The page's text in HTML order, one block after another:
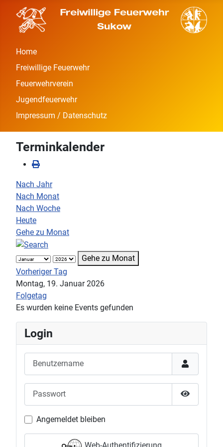
Home
Freiwillige Feuerwehr
Feuerwehrverein
Jugendfeuerwehr
Impressum / Datenschutz
Terminkalender
Nach Jahr
Nach Monat
Nach Woche
Heute
Gehe zu Monat
Gehe zu Monat
Vorheriger Tag
Montag, 19. Januar 2026
Folgetag
Es wurden keine Events gefunden
Login
Passwort
Passwort
Angemeldet bleiben